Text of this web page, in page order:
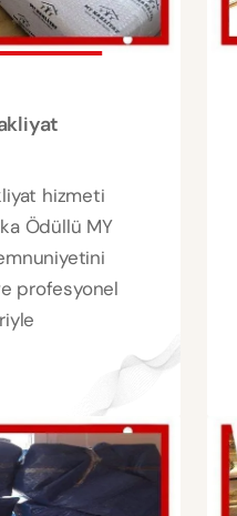
hizmeti
Ödüllü MY
profesyonel